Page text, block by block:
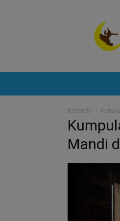
Berita
Properti
Terkini
Beranda
Mandi